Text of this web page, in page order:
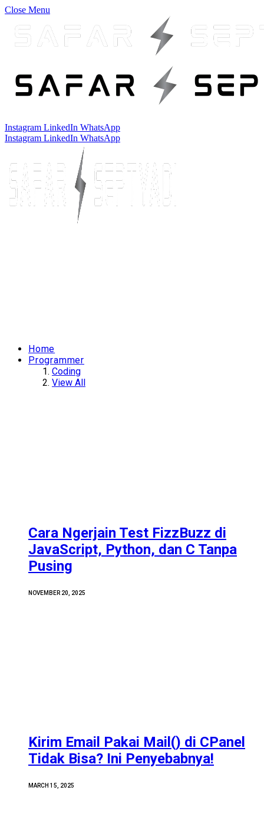
Close Menu
Instagram LinkedIn WhatsApp
Instagram LinkedIn WhatsApp
Home
Programmer
Coding
View All
Cara Ngerjain Test FizzBuzz di
JavaScript, Python, dan C Tanpa
Pusing
NOVEMBER 20, 2025
Kirim Email Pakai Mail() di CPanel
Tidak Bisa? Ini Penyebabnya!
MARCH 15, 2025